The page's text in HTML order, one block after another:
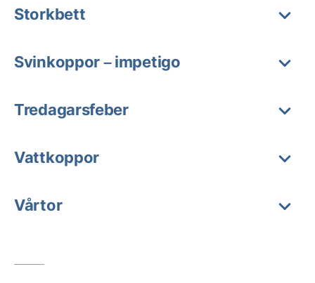
Storkbett
Svinkoppor – impetigo
Tredagarsfeber
Vattkoppor
Vårtor